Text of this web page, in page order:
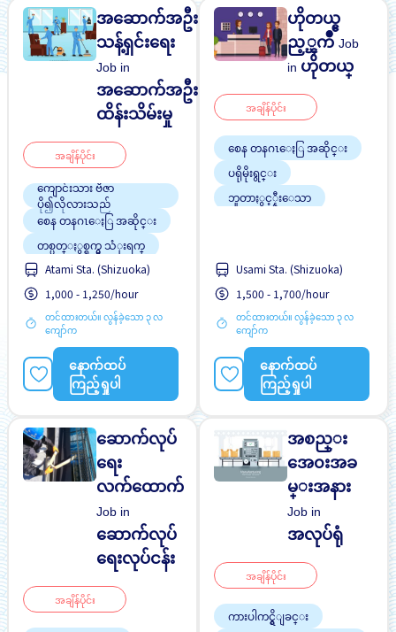
အဆောက်အဦး
သန့်ရှင်းရေး
Job in
အဆောက်အဦး
ထိန်းသိမ်းမှု
အချိန်ပိုင်း
ကျောင်းသား ဗီဇာ
ပို၍လိုလားသည်
စေန တနဂၤေႏြ အဆိုင္း
တစ္ပတ္ႏွစ္ရက္မွ သံုးရက္
ပရိုမိုးရွင္း
ဘူတာႏွင့္နီးေသာ
မနက္အဆိုင္း
ဝင်ငွေအများအပြားရရန်
အလားအလာရှိသည်
အချိန်ပြည့် အလုပ်လုပ်ခွင့်ရ
ရန် အခွင့်အရေးရှိသည်
အဆောင်ပေးမည်
Atami Sta. (Shizuoka)
1,000 - 1,250/hour
တင်ထားတယ်။ လွန်ခဲ့သော ၃ လ
ကျော်က
နောက်ထပ်
ကြည့်ရှုပါ
ဟိုတယ္ဧ
ည့္ၾကိဳJob
in ဟိုတယ္
အချိန်ပိုင်း
စေန တနဂၤေႏြ အဆိုင္း
ပရိုမိုးရွင္း
ဘူတာႏွင့္နီးေသာ
အဆောင်ပေးမည်
အမျိုးသမီး ပို၍လိုလားသည်
အမျိုးသား ပို၍လိုလားသည်
အလုပ္အေတြ႕အၾကံဳရွိရန္မ
လို
Usami Sta. (Shizuoka)
1,500 - 1,700/hour
တင်ထားတယ်။ လွန်ခဲ့သော ၃ လ
ကျော်က
နောက်ထပ်
ကြည့်ရှုပါ
ဆောက်လုပ်
ရေး
လက်ထောက်
Job in
ဆောက်လုပ်
ရေးလုပ်ငန်း
အချိန်ပိုင်း
အစည္း
အေ၀းအခ
မ္းအနား
Job in
အလုပ်ရုံ
အချိန်ပိုင်း
ကားပါကင္ရွိျခင္း